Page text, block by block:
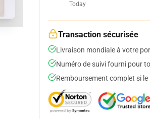
Today
Transaction sécurisée
Livraison mondiale à votre
Numéro de suivi fourni pour
Remboursement complet si